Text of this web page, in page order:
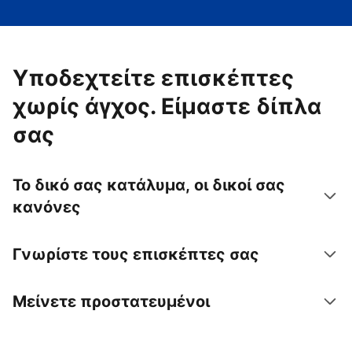
Υποδεχτείτε επισκέπτες
χωρίς άγχος. Είμαστε δίπλα
σας
Το δικό σας κατάλυμα, οι δικοί σας
κανόνες
Γνωρίστε τους επισκέπτες σας
Μείνετε προστατευμένοι